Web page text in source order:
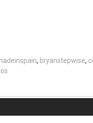
bryanstepwise